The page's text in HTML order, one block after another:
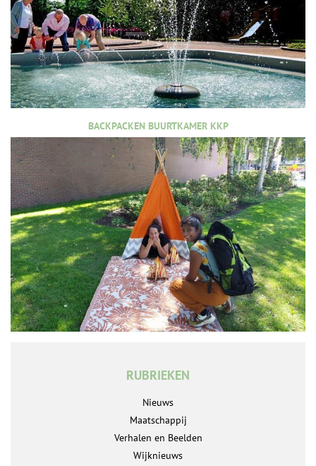
BACKPACKEN BUURTKAMER KKP
RUBRIEKEN
Nieuws
Maatschappij
Verhalen en Beelden
Wijknieuws